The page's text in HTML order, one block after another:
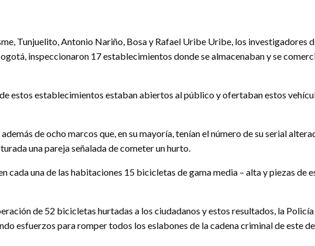
Tunjuelito, Antonio Nariño, Bosa y Rafael Uribe Uribe, los
inspeccionaron 17 establecimientos donde se almacenaban y se
estos establecimientos estaban abiertos al público y ofertaban estos
de ocho marcos que, en su mayoría, tenían el número de su serial
una pareja señalada de cometer un hurto.
cada una de las habitaciones 15 bicicletas de gama media – alta y piezas de
de 52 bicicletas hurtadas a los ciudadanos y estos resultados, la
esfuerzos para romper todos los eslabones de la cadena criminal de este